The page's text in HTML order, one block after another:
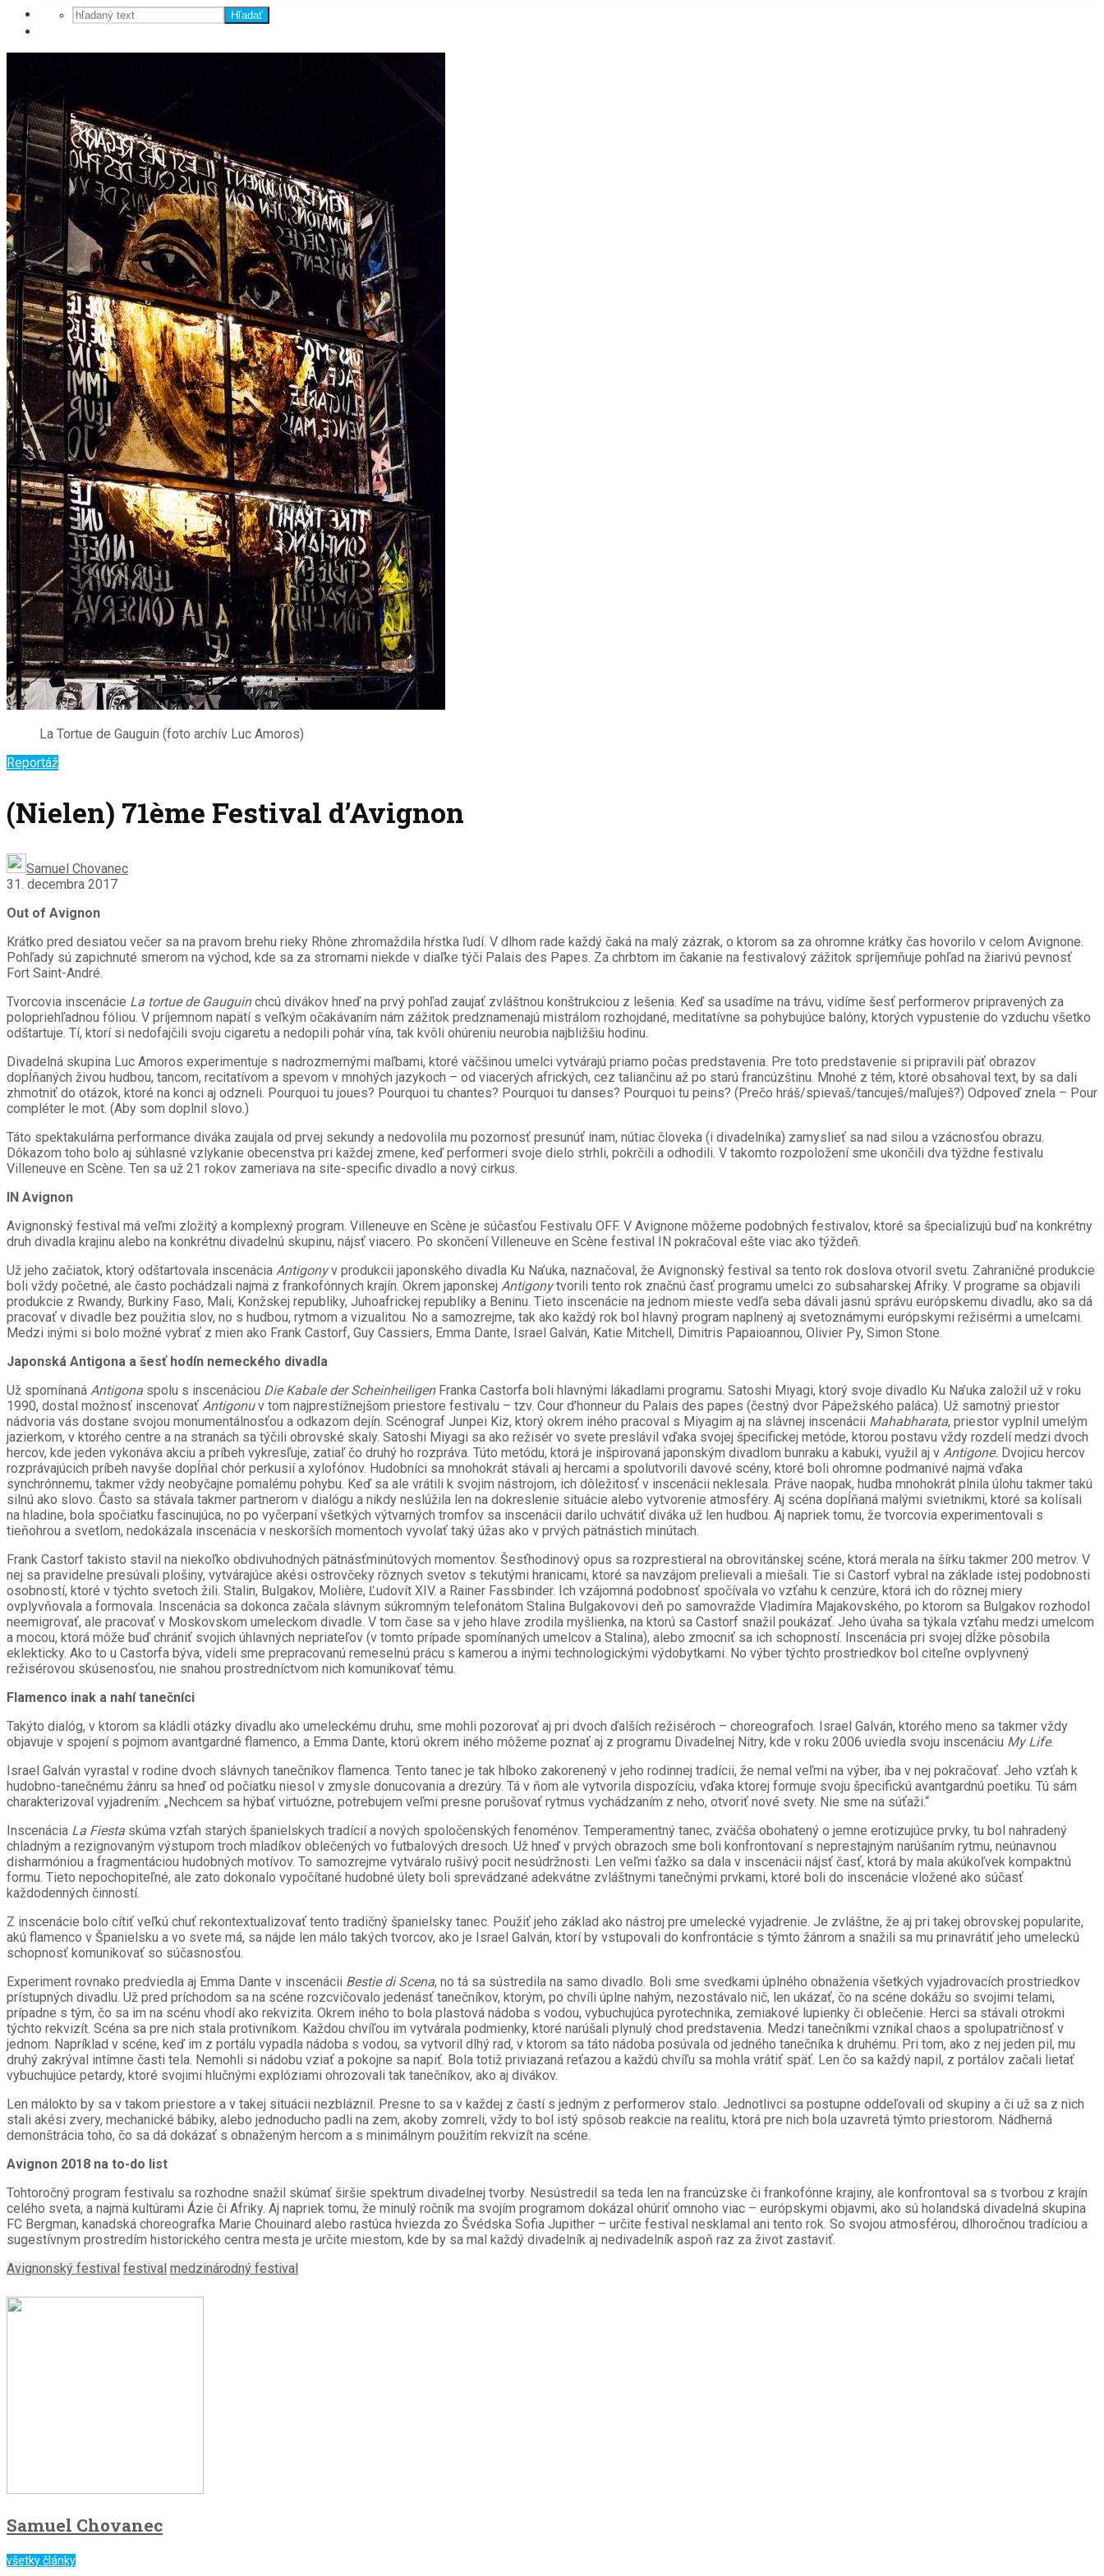
Hľadať
La Tortue de Gauguin (foto archív Luc Amoros)
Reportáž
(Nielen) 71ème Festival d’Avignon
Samuel Chovanec
31. decembra 2017
Out of Avignon
Krátko pred desiatou večer sa na pravom brehu rieky Rhône zhromaždila hŕstka ľudí. V dlhom rade každý čaká na malý zázrak, o ktorom sa za ohromne krátky čas hovorilo v celom Avignone.
Pohľady sú zapichnuté smerom na východ, kde sa za stromami niekde v diaľke týči Palais des Papes. Za chrbtom im čakanie na festivalový zážitok spríjemňuje pohľad na žiarivú pevnosť
Fort Saint-André.
Tvorcovia inscenácie La tortue de Gauguinchcú divákov hneď na prvý pohľad zaujať zvláštnou konštrukciou z lešenia. Keď sa usadíme na trávu, vidíme šesť performerov pripravených za
polopriehľadnou fóliou. V príjemnom napätí s veľkým očakávaním nám zážitok predznamenajú mistrálom rozhojdané, meditatívne sa pohybujúce balóny, ktorých vypustenie do vzduchu všetko
odštartuje. Tí, ktorí si nedofajčili svoju cigaretu a nedopili pohár vína, tak kvôli ohúreniu neurobia najbližšiu hodinu.
Divadelná skupina Luc Amoros experimentuje s nadrozmernými maľbami, ktoré väčšinou umelci vytvárajú priamo počas predstavenia. Pre toto predstavenie si pripravili päť obrazov
dopĺňaných živou hudbou, tancom, recitatívom a spevom v mnohých jazykoch – od viacerých afrických, cez taliančinu až po starú francúzštinu. Mnohé z tém, ktoré obsahoval text, by sa dali
zhmotniť do otázok, ktoré na konci aj odzneli. Pourquoi tu joues? Pourquoi tu chantes? Pourquoi tu danses? Pourquoi tu peins? (Prečo hráš/spievaš/tancuješ/maľuješ?) Odpoveď znela – Pour
compléter le mot. (Aby som doplnil slovo.)
Táto spektakulárna performance diváka zaujala od prvej sekundy a nedovolila mu pozornosť presunúť inam, nútiac človeka (i divadelníka) zamyslieť sa nad silou a vzácnosťou obrazu.
Dôkazom toho bolo aj súhlasné vzlykanie obecenstva pri každej zmene, keď performeri svoje dielo strhli, pokrčili a odhodili. V takomto rozpoložení sme ukončili dva týždne festivalu
Villeneuve en Scène. Ten sa už 21 rokov zameriava na site-specific divadlo a nový cirkus.
IN Avignon
Avignonský festival má veľmi zložitý a komplexný program. Villeneuve en Scène je súčasťou Festivalu OFF. V Avignone môžeme podobných festivalov, ktoré sa špecializujú buď na konkrétny
druh divadla krajinu alebo na konkrétnu divadelnú skupinu, nájsť viacero. Po skončení Villeneuve en Scène festival IN pokračoval ešte viac ako týždeň.
Už jeho začiatok, ktorý odštartovala inscenácia Antigonyv produkcii japonského divadla Ku Na’uka, naznačoval, že Avignonský festival sa tento rok doslova otvoril svetu. Zahraničné produkcie
boli vždy početné, ale často pochádzali najmä z frankofónnych krajín. Okrem japonskej Antigonytvorili tento rok značnú časť programu umelci zo subsaharskej Afriky. V programe sa objavili
produkcie z Rwandy, Burkiny Faso, Mali, Konžskej republiky, Juhoafrickej republiky a Beninu. Tieto inscenácie na jednom mieste vedľa seba dávali jasnú správu európskemu divadlu, ako sa dá
pracovať v divadle bez použitia slov, no s hudbou, rytmom a vizualitou. No a samozrejme, tak ako každý rok bol hlavný program naplnený aj svetoznámymi európskymi režisérmi a umelcami.
Medzi inými si bolo možné vybrať z mien ako Frank Castorf, Guy Cassiers, Emma Dante, Israel Galván, Katie Mitchell, Dimitris Papaioannou, Olivier Py, Simon Stone.
Japonská Antigona a šesť hodín nemeckého divadla
Už spomínaná Antigona spolu s inscenáciou Die Kabale der ScheinheiligenFranka Castorfa boli hlavnými lákadlami programu. Satoshi Miyagi, ktorý svoje divadlo Ku Na’uka založil už v roku
1990, dostal možnosť inscenovať Antigonuv tom najprestížnejšom priestore festivalu – tzv. Cour d’honneur du Palais des papes (čestný dvor Pápežského paláca). Už samotný priestor
nádvoria vás dostane svojou monumentálnosťou a odkazom dejín. Scénograf Junpei Kiz, ktorý okrem iného pracoval s Miyagim aj na slávnej inscenácii Mahabharata, priestor vyplnil umelým
jazierkom, v ktorého centre a na stranách sa týčili obrovské skaly. Satoshi Miyagi sa ako režisér vo svete preslávil vďaka svojej špecifickej metóde, ktorou postavu vždy rozdelí medzi dvoch
hercov, kde jeden vykonáva akciu a príbeh vykresľuje, zatiaľ čo druhý ho rozpráva. Túto metódu, ktorá je inšpirovaná japonským divadlom bunraku a kabuki, využil aj v Antigone. Dvojicu hercov
rozprávajúcich príbeh navyše dopĺňal chór perkusií a xylofónov. Hudobníci sa mnohokrát stávali aj hercami a spolutvorili davové scény, ktoré boli ohromne podmanivé najmä vďaka
synchrónnemu, takmer vždy neobyčajne pomalému pohybu. Keď sa ale vrátili k svojim nástrojom, ich dôležitosť v inscenácii neklesala. Práve naopak, hudba mnohokrát plnila úlohu takmer takú
silnú ako slovo. Často sa stávala takmer partnerom v dialógu a nikdy neslúžila len na dokreslenie situácie alebo vytvorenie atmosféry. Aj scéna dopĺňaná malými svietnikmi, ktoré sa kolísali
na hladine, bola spočiatku fascinujúca, no po vyčerpaní všetkých výtvarných tromfov sa inscenácii darilo uchvátiť diváka už len hudbou. Aj napriek tomu, že tvorcovia experimentovali s
tieňohrou a svetlom, nedokázala inscenácia v neskorších momentoch vyvolať taký úžas ako v prvých pätnástich minútach.
Frank Castorf takisto stavil na niekoľko obdivuhodných pätnásťminútových momentov. Šesťhodinový opus sa rozprestieral na obrovitánskej scéne, ktorá merala na šírku takmer 200 metrov. V
nej sa pravidelne presúvali plošiny, vytvárajúce akési ostrovčeky rôznych svetov s tekutými hranicami, ktoré sa navzájom prelievali a miešali. Tie si Castorf vybral na základe istej podobnosti
osobností, ktoré v týchto svetoch žili. Stalin, Bulgakov, Molière, Ľudovít XIV. a Rainer Fassbinder. Ich vzájomná podobnosť spočívala vo vzťahu k cenzúre, ktorá ich do rôznej miery
ovplyvňovala a formovala. Inscenácia sa dokonca začala slávnym súkromným telefonátom Stalina Bulgakovovi deň po samovražde Vladimíra Majakovského, po ktorom sa Bulgakov rozhodol
neemigrovať, ale pracovať v Moskovskom umeleckom divadle. V tom čase sa v jeho hlave zrodila myšlienka, na ktorú sa Castorf snažil poukázať. Jeho úvaha sa týkala vzťahu medzi umelcom
a mocou, ktorá môže buď chrániť svojich úhlavných nepriateľov (v tomto prípade spomínaných umelcov a Stalina), alebo zmocniť sa ich schopností. Inscenácia pri svojej dĺžke pôsobila
eklekticky. Ako to u Castorfa býva, videli sme prepracovanú remeselnú prácu s kamerou a inými technologickými výdobytkami. No výber týchto prostriedkov bol citeľne ovplyvnený
režisérovou skúsenosťou, nie snahou prostredníctvom nich komunikovať tému.
Flamenco inak a nahí tanečníci
Takýto dialóg, v ktorom sa kládli otázky divadlu ako umeleckému druhu, sme mohli pozorovať aj pri dvoch ďalších režiséroch – choreografoch. Israel Galván, ktorého meno sa takmer vždy
objavuje v spojení s pojmom avantgardné flamenco, a Emma Dante, ktorú okrem iného môžeme poznať aj z programu Divadelnej Nitry, kde v roku 2006 uviedla svoju inscenáciu My Life.
Israel Galván vyrastal v rodine dvoch slávnych tanečníkov flamenca. Tento tanec je tak hlboko zakorenený v jeho rodinnej tradícii, že nemal veľmi na výber, iba v nej pokračovať. Jeho vzťah k
hudobno-tanečnému žánru sa hneď od počiatku niesol v zmysle donucovania a drezúry. Tá v ňom ale vytvorila dispozíciu, vďaka ktorej formuje svoju špecifickú avantgardnú poetiku. Tú sám
charakterizoval vyjadrením: „Nechcem sa hýbať virtuózne, potrebujem veľmi presne porušovať rytmus vychádzaním z neho, otvoriť nové svety. Nie sme na súťaži.“
Inscenácia La Fiesta skúma vzťah starých španielskych tradícií a nových spoločenských fenoménov. Temperamentný tanec, zväčša obohatený o jemne erotizujúce prvky, tu bol nahradený
chladným a rezignovaným výstupom troch mladíkov oblečených vo futbalových dresoch. Už hneď v prvých obrazoch sme boli konfrontovaní s neprestajným narúšaním rytmu, neúnavnou
disharmóniou a fragmentáciou hudobných motívov. To samozrejme vytváralo rušivý pocit nesúdržnosti. Len veľmi ťažko sa dala v inscenácii nájsť časť, ktorá by mala akúkoľvek kompaktnú
formu. Tieto nepochopiteľné, ale zato dokonalo vypočítané hudobné úlety boli sprevádzané adekvátne zvláštnymi tanečnými prvkami, ktoré boli do inscenácie vložené ako súčasť
každodenných činností.
Z inscenácie bolo cítiť veľkú chuť rekontextualizovať tento tradičný španielsky tanec. Použiť jeho základ ako nástroj pre umelecké vyjadrenie. Je zvláštne, že aj pri takej obrovskej popularite,
akú flamenco v Španielsku a vo svete má, sa nájde len málo takých tvorcov, ako je Israel Galván, ktorí by vstupovali do konfrontácie s týmto žánrom a snažili sa mu prinavrátiť jeho umeleckú
schopnosť komunikovať so súčasnosťou.
Experiment rovnako predviedla aj Emma Dante v inscenácii Bestie di Scena, no tá sa sústredila na samo divadlo. Boli sme svedkami úplného obnaženia všetkých vyjadrovacích prostriedkov
prístupných divadlu. Už pred príchodom sa na scéne rozcvičovalo jedenásť tanečníkov, ktorým, po chvíli úplne nahým, nezostávalo nič, len ukázať, čo na scéne dokážu so svojimi telami,
prípadne s tým, čo sa im na scénu vhodí ako rekvizita. Okrem iného to bola plastová nádoba s vodou, vybuchujúca pyrotechnika, zemiakové lupienky či oblečenie. Herci sa stávali otrokmi
týchto rekvizít. Scéna sa pre nich stala protivníkom. Každou chvíľou im vytvárala podmienky, ktoré narúšali plynulý chod predstavenia. Medzi tanečníkmi vznikal chaos a spolupatričnosť v
jednom. Napríklad v scéne, keď im z portálu vypadla nádoba s vodou, sa vytvoril dlhý rad, v ktorom sa táto nádoba posúvala od jedného tanečníka k druhému. Pri tom, ako z nej jeden pil, mu
druhý zakrýval intímne časti tela. Nemohli si nádobu vziať a pokojne sa napiť. Bola totiž priviazaná reťazou a každú chvíľu sa mohla vrátiť späť. Len čo sa každý napil, z portálov začali lietať
vybuchujúce petardy, ktoré svojimi hlučnými explóziami ohrozovali tak tanečníkov, ako aj divákov.
Len málokto by sa v takom priestore a v takej situácii nezbláznil. Presne to sa v každej z častí s jedným z performerov stalo. Jednotlivci sa postupne oddeľovali od skupiny a či už sa z nich
stali akési zvery, mechanické bábiky, alebo jednoducho padli na zem, akoby zomreli, vždy to bol istý spôsob reakcie na realitu, ktorá pre nich bola uzavretá týmto priestorom. Nádherná
demonštrácia toho, čo sa dá dokázať s obnaženým hercom a s minimálnym použitím rekvizít na scéne.
Avignon 2018 na to-do list
Tohtoročný program festivalu sa rozhodne snažil skúmať širšie spektrum divadelnej tvorby. Nesústredil sa teda len na francúzske či frankofónne krajiny, ale konfrontoval sa s tvorbou z krajín
celého sveta, a najmä kultúrami Ázie či Afriky. Aj napriek tomu, že minulý ročník ma svojím programom dokázal ohúriť omnoho viac – európskymi objavmi, ako sú holandská divadelná skupina
FC Bergman, kanadská choreografka Marie Chouinard alebo rastúca hviezda zo Švédska Sofia Jupither – určite festival nesklamal ani tento rok. So svojou atmosférou, dlhoročnou tradíciou a
sugestívnym prostredím historického centra mesta je určite miestom, kde by sa mal každý divadelník aj nedivadelník aspoň raz za život zastaviť.
Avignonský festival festival medzinárodný festival
Samuel Chovanec
všetky články